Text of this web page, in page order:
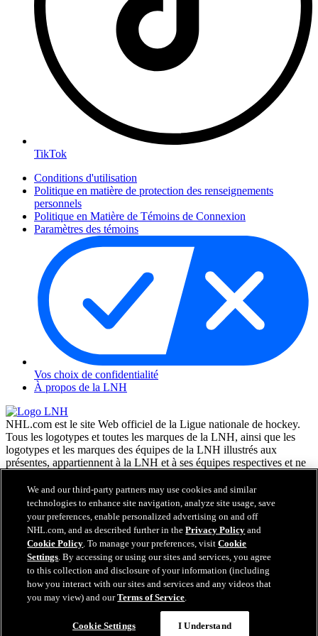
TikTok
Conditions d'utilisation
Politique en matière de protection des renseignements
personnels
Politique en Matière de Témoins de Connexion
Paramètres des témoins
Vos choix de confidentialité
À propos de la LNH
NHL.com est le site Web officiel de la Ligue nationale de hockey.
Tous les logotypes et toutes les marques de la LNH, ainsi que les
logotypes et les marques des équipes de la LNH illustrés aux
présentes, appartiennent à la LNH et à ses équipes respectives et ne
Enterprises, L.P. © LNH 2026. Tous droits réservés. Tous les
chandails d'équipe de la LNH personnalisés avec les noms des
joueurs de la LNH et leurs numéros sont officiellement sous license
de la LNH et de l'AJLNH. Le mot servant de marque Zamboni et la
configuration de la surfaceuse Zamboni sont des marques de
commerce déposées de Frank J. Zamboni & Co., Inc. © Frank J.
Zamboni & Co., Inc. 2026. Tous droits réservés. Toute autre marque
déposée ou tout droit d'auteur d'une tierce partie sont la propriété de
leurs auteurs respectifs. Tous droits réservés.
We and our third-party partners may use cookies and similar
technologies to enhance site navigation, analyze site usage, save
your preferences, enable personalized advertising on and off
NHL.com, and as described further in thePrivacy Policy and
Cookie Policy. To manage your preferences, visitCookie
Settings. By accessing or using our sites and services, you agree
to this collection and disclosure of your information (including
how you interact with our sites and services and any videos that
you may view) and ourTerms of Service.
Cookie Settings I Understand